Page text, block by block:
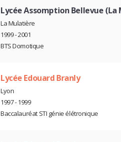
Lycée Assomption Bellevue
La Mulatière
1999 - 2001
BTS Domotique
Lycée Edouard Branly
Lyon
1997 - 1999
Baccalauréat STI génie élétronique